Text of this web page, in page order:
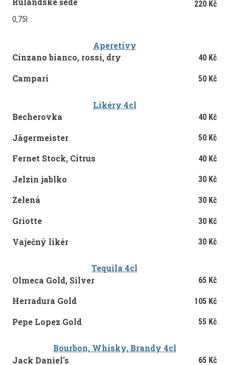
0,75l
220 Kč
Aperetivy
Cinzano bianco, rossi, dry
40 Kč
Campari 50 Kč
Likéry 4cl
Becherovka
40 Kč
Jägermeister 50 Kč
Fernet Stock, Citrus 40 Kč
Jelzin jablko 30 Kč
Zelená 30 Kč
Griotte 30 Kč
Vaječný likér 30 Kč
Tequila 4cl
Olmeca Gold, Silver
65 Kč
Herradura Gold 105 Kč
Pepe Lopez Gold 55 Kč
Bourbon, Whisky, Brandy 4cl
Jack Daniel's
65 Kč